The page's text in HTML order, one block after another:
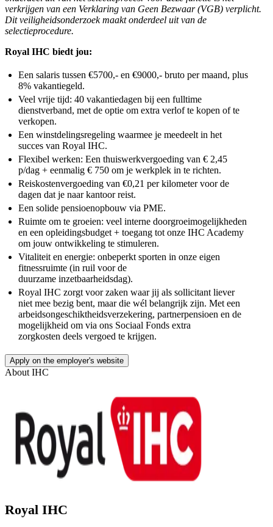
verkrijgen van een Verklaring van Geen Bezwaar (VGB) verplicht.
Dit veiligheidsonderzoek maakt onderdeel uit van de
selectieprocedure.
Royal IHC biedt jou:
Een salaris tussen €5700,- en €9000,- bruto per maand, plus
8% vakantiegeld.
Veel vrije tijd: 40 vakantiedagen bij een fulltime
dienstverband, met de optie om extra verlof te kopen of te
verkopen.
Een winstdelingsregeling waarmee je meedeelt in het
succes van Royal IHC.
Flexibel werken: Een thuiswerkvergoeding van € 2,45
p/dag + eenmalig € 750 om je werkplek in te richten.
Reiskostenvergoeding van €0,21 per kilometer voor de
dagen dat je naar kantoor reist.
Een solide pensioenopbouw via PME.
Ruimte om te groeien: veel interne doorgroeimogelijkheden
en een opleidingsbudget + toegang tot onze IHC Academy
om jouw ontwikkeling te stimuleren.
Vitaliteit en energie: onbeperkt sporten in onze eigen
fitnessruimte (in ruil voor de
duurzame inzetbaarheidsdag).
Royal IHC zorgt voor zaken waar jij als sollicitant liever
niet mee bezig bent, maar die wél belangrijk zijn. Met een
arbeidsongeschiktheidsverzekering, partnerpensioen en de
mogelijkheid om via ons Sociaal Fonds extra
zorgkosten deels vergoed te krijgen.
Apply on the employer's website
About IHC
Royal IHC